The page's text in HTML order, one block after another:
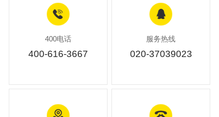
400电话
400-616-3667
服务热线
020-37039023